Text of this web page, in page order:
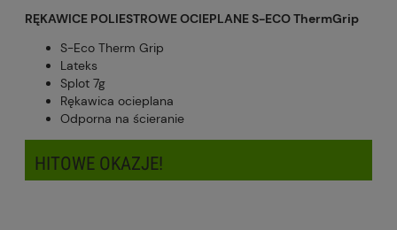
RĘKAWICE POLIESTROWE OCIEPLANE S-ECO ThermGrip
S-Eco Therm Grip
Lateks
Splot 7g
Rękawica ocieplana
Odporna na ścieranie
HITOWE OKAZJE!